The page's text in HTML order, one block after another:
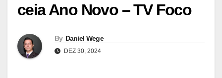
ceia Ano Novo – TV Foco
By Daniel Wege
DEZ 30, 2024